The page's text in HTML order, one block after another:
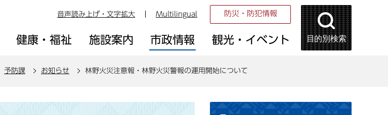
音声読み上げ・文字拡大 Multilingual 防災・防犯情報
健康・福祉 施設案内 市政情報 観光・イベント 目的別検索
予防課 お知らせ 林野火災注意報・林野火災警報の運用開始について